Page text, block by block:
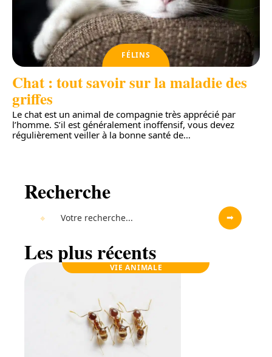
FÉLINS
Chat : tout savoir sur la maladie des
griffes
Le chat est un animal de compagnie très apprécié par
l’homme. S’il est généralement inoffensif, vous devez
régulièrement veiller à la bonne santé de…
Recherche
Les plus récents
VIE ANIMALE